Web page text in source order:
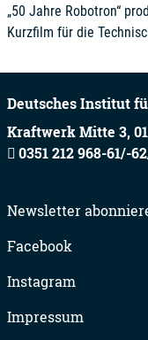
„50 Jahre Robotron“
Kurzfilm für die
Deutsches Institut
Kraftwerk Mitte 3,
0351 212 968-61/-
Newsletter
Facebook
Instagram
Impressum